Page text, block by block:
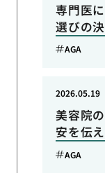
専門医
選びの
AGA
美容院
安を伝
2026.05.19
AGA